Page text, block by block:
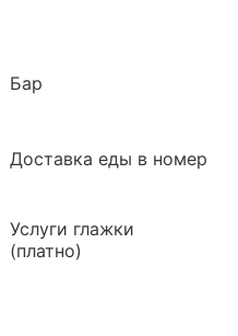
Бар
Доставка еды в номер
Услуги глажки
(платно)